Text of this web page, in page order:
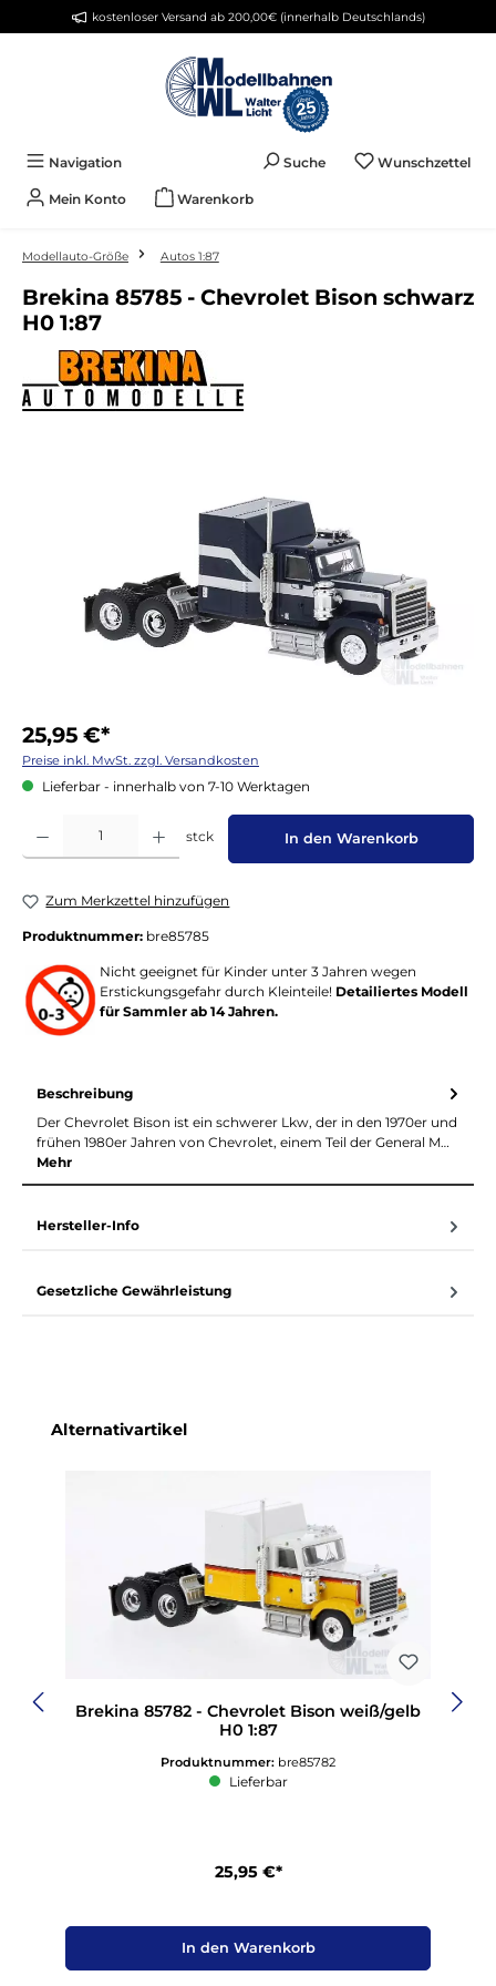
Zum Hauptinhalt springenkostenloser Versand ab 200,00€ (innerhalb Deutschlands)
Navigation Suche WunschzettelDu
Mein Konto Warenkorb
Modellauto-Größe Autos 1:87
Brekina 85785 - Chevrolet Bison schwarz
H0 1:87
25,95 €*
Preise inkl. MwSt. zzgl. Versandkosten
Lieferbar - innerhalb von 7-10 Werktagen
Produkt Anzahl: Gib den gewünschten Wert ein oder benutze die Schaltflächen um
stck In den Warenkorb
Zum Merkzettel hinzufügen
Produktnummer: bre85785
Nicht geeignet für Kinder unter 3 Jahren wegen
Erstickungsgefahr durch Kleinteile! Detailiertes Modell
für Sammler ab 14 Jahren.
Beschreibung
Der Chevrolet Bison ist ein schwerer Lkw, der in den 1970er und
frühen 1980er Jahren von Chevrolet, einem Teil der General M…
Mehr
Hersteller-Info
Gesetzliche Gewährleistung
Produktgalerie überspringen
Alternativartikel
Brekina 85782 - Chevrolet Bison weiß/gelb
H0 1:87
Produktnummer: bre85782
Lieferbar
25,95 €*
In den Warenkorb